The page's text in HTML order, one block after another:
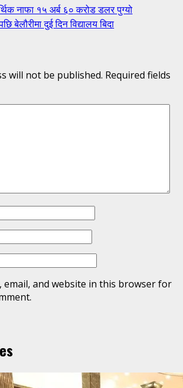
नाफा १५ अर्ब ६० करोड डलर पुग्यो
बेलौरीमा दुई दिन विद्यालय बिदा
will not be published. Required fields
email, and website in this browser for